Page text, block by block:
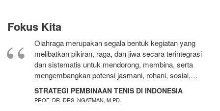
Fokus Kita
Olahraga merupakan segala bentuk kegiatan yang
melibatkan pikiran, raga, dan jiwa secara terintegrasi
dan sistematis untuk mendorong, membina, serta
mengembangkan potensi jasmani, rohani, sosial,…
STRATEGI PEMBINAAN TENIS DI INDONESIA
PROF. DR. DRS. NGATMAN, M.PD.